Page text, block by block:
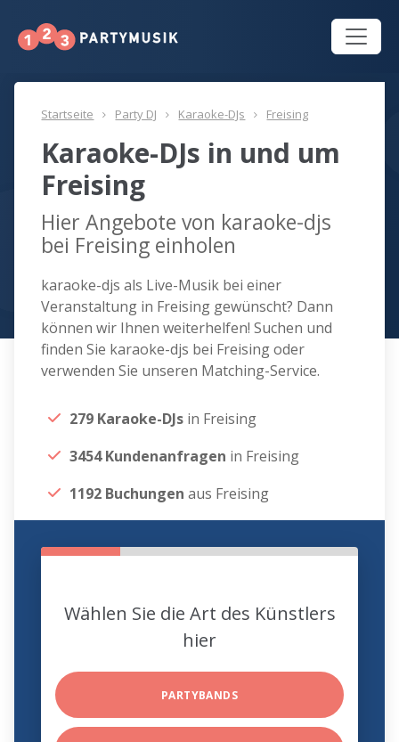
Startseite Party DJ Karaoke-DJs Freising
Karaoke-DJs in und um
Freising
Hier Angebote von karaoke-djs
bei Freising einholen
karaoke-djs als Live-Musik bei einer
Veranstaltung in Freising gewünscht? Dann
können wir Ihnen weiterhelfen! Suchen und
finden Sie karaoke-djs bei Freising oder
verwenden Sie unseren Matching-Service.
279 Karaoke-DJs in Freising
3454 Kundenanfragen in Freising
1192 Buchungen aus Freising
Wählen Sie die Art des Künstlers
hier
PARTYBANDS